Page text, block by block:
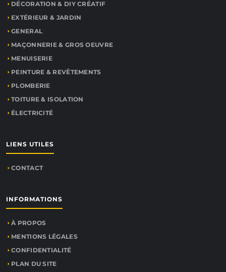
DÉCORATION & DIY CRÉATIF
EXTÉRIEUR & JARDIN
GENERAL
MAÇONNERIE & GROS OEUVRE
MENUISERIE
PEINTURE & REVÊTEMENTS
PLOMBERIE
TOITURE & ISOLATION
ÉLECTRICITÉ
LIENS UTILES
CONTACT
INFORMATIONS
À PROPOS
MENTIONS LÉGALES
CONFIDENTIALITÉ
PLAN DU SITE